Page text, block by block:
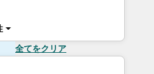
全てをクリア